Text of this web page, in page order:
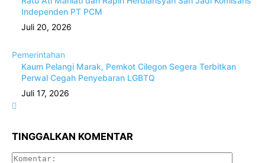
Independen PT PCM
Juli 20, 2026
Pemerintahan
Kaum Pelangi Marak, Pemkot Cilegon Segera Terbitkan
Perwal Cegah Penyebaran LGBTQ
Juli 17, 2026
TINGGALKAN KOMENTAR